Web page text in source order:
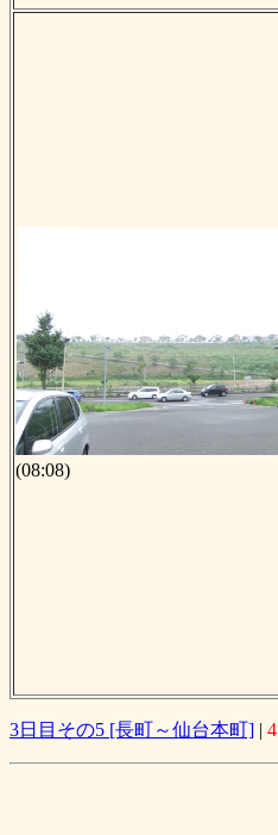
(08:08)
3日目その5 [長町～仙台本町] |